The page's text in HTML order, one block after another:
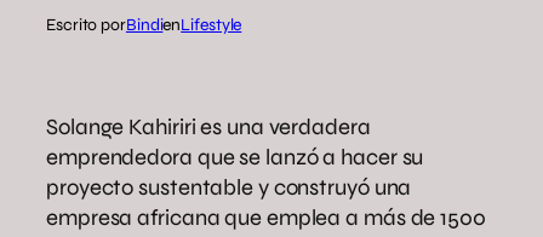
Escrito porBindienLifestyle
Solange Kahiriri es una verdadera
emprendedora que se lanzó a hacer su
proyecto sustentable y construyó una
empresa africana que emplea a más de 1500